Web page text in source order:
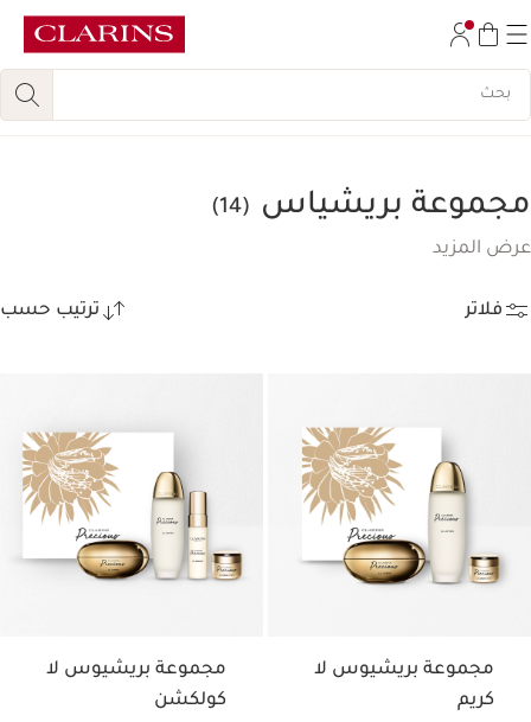
تخط إلى المحتوى
مجموعة بريشياس (14)
عرض المزيد
فلاتر ترتيب حسب
مجموعة بريشيوس لا
كريم
مجموعة بريشيوس لا
كولكشن